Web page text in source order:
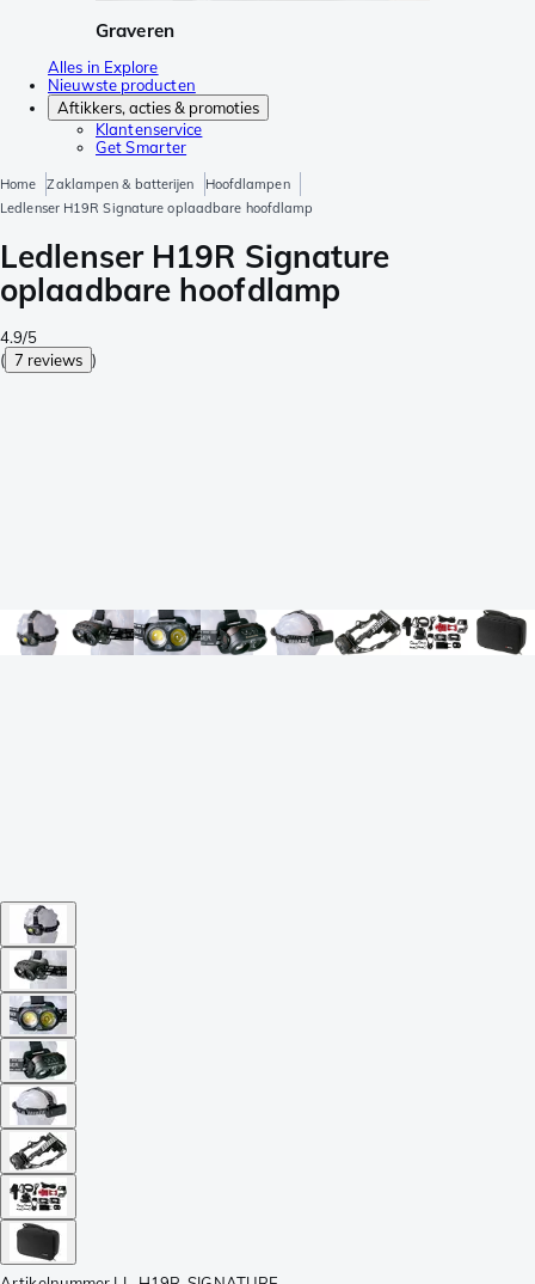
Graveren
Alles in Explore
Nieuwste producten
Aftikkers, acties & promoties
Klantenservice
Get Smarter
Home Zaklampen & batterijen
Hoofdlampen
Ledlenser H19R Signature oplaadbare hoofdlamp
Ledlenser H19R Signature
oplaadbare hoofdlamp
4.9/5
( 7 reviews )